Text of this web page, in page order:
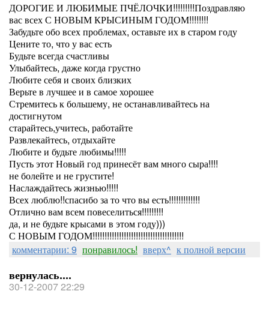
ДОРОГИЕ И ЛЮБИМЫЕ ПЧЁЛОЧКИ!!!!!!!!!Поздравляю
вас всех С НОВЫМ КРЫСИНЫМ ГОДОМ!!!!!!!!
Забудьте обо всех проблемах, оставьте их в старом году
Цените то, что у вас есть
Будьте всегда счастливы
Улыбайтесь, даже когда грустно
Любите себя и своих близких
Верьте в лучшее и в самое хорошее
Стремитесь к большему, не останавливайтесь на
достигнутом
старайтесь,учитесь, работайте
Развлекайтесь, отдыхайте
Любите и будьте любимы!!!!!
Пусть этот Новый год принесёт вам много сыра!!!!
не болейте и не грустите!
Наслаждайтесь жизнью!!!!!
Всех люблю!!спасибо за то что вы есть!!!!!!!!!!!!!
Отлично вам всем повеселиться!!!!!!!!!
да, и не будьте крысами в этом году)))
С НОВЫМ ГОДОМ!!!!!!!!!!!!!!!!!!!!!!!!!!!!!!!!!!!!!!
комментарии: 9 понравилось! вверх^ к полной версии
вернулась....
30-12-2007 22:29